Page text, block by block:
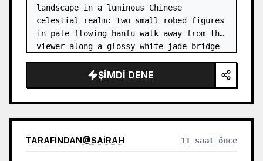
landscape in a luminous Chinese
celestial realm: two small robed figures
in pale flowing hanfu walk away from the
viewer along a glossy white-jade bridge
rising from a mirror-still l…
ŞIMDI DENE
TARAFINDAN@SAIRAH 11 saat önce